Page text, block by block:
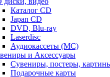
Каталог CD
Japan CD
DVD, Blu-ray
Laserdisc
Аудиокассеты (MC)
и Аксессуары
Сувениры, постеры,
Подарочные карты